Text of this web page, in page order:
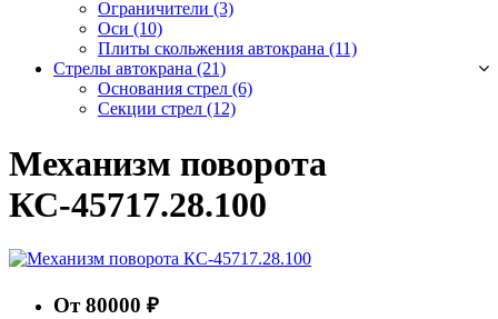
Ограничители (3)
Оси (10)
Плиты скольжения автокрана (11)
Стрелы автокрана (21)
Основания стрел (6)
Секции стрел (12)
Механизм поворота
КС-45717.28.100
От 80000 ₽